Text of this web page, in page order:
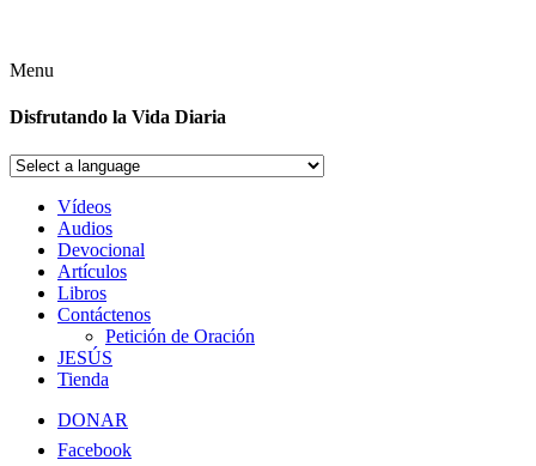
Menu
Disfrutando la Vida Diaria
Vídeos
Audios
Devocional
Artículos
Libros
Contáctenos
Petición de Oración
JESÚS
Tienda
DONAR
Facebook